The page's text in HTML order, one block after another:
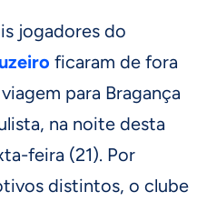
jogadores do
ficaram de fora
para Bragança
na noite desta
feira (21). Por
distintos, o clube